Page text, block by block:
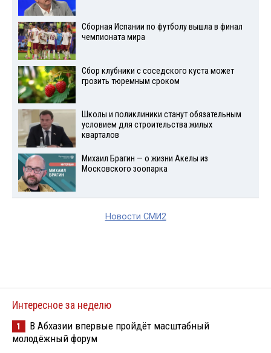
Сборная Испании по футболу вышла в финал
чемпионата мира
Сбор клубники с соседского куста может
грозить тюремным сроком
Школы и поликлиники станут обязательным
условием для строительства жилых
кварталов
Михаил Брагин — о жизни Акелы из
Московского зоопарка
Новости СМИ2
Интересное за неделю
1
В Абхазии впервые пройдёт масштабный
молодёжный форум